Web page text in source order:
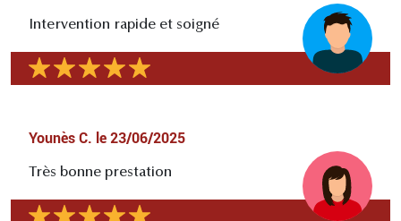
Intervention rapide et soigné
Younès C. le 23/06/2025
Très bonne prestation